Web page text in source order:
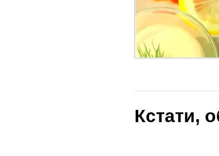
Кстати,